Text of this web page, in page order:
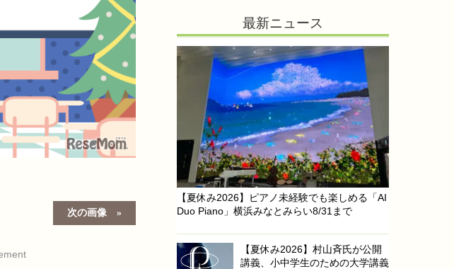
次の画像
最新ニュース
【夏休み2026】ピアノ未経験でも楽しめる「AI
Duo Piano」横浜みなとみらい8/31まで
【夏休み2026】村山斉氏が公開
講義、小中学生のための大学講義